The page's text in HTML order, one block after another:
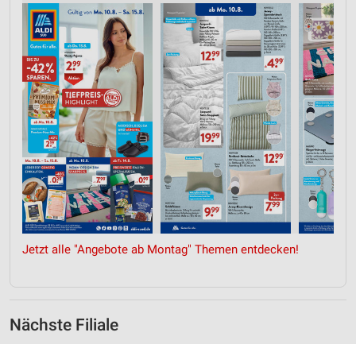
Jetzt alle "Angebote ab Montag" Themen entdecken!
Nächste Filiale